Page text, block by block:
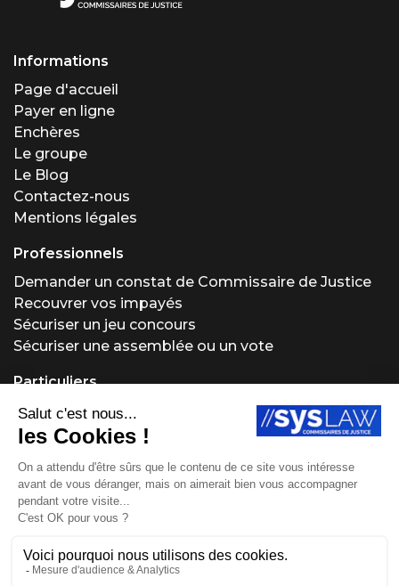
Informations
Page d'accueil
Payer en ligne
Enchères
Le groupe
Le Blog
Contactez-nous
Mentions légales
Professionnels
Demander un constat de Commissaire de Justice
Recouvrer vos impayés
Sécuriser un jeu concours
Sécuriser une assemblée ou un vote
Particuliers
Demander un constat de Commissaire de Justice
Régler un problème locatif
Obtenir un conseil juridique
Protéger vos créations